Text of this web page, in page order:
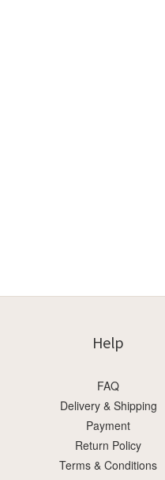
Help
FAQ
Delivery & Shipping
Payment
Return Policy
Terms & Conditions